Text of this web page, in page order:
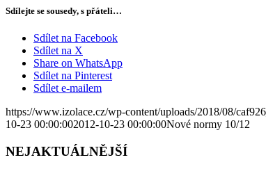
Sdílejte se sousedy, s přáteli…
Sdílet na Facebook
Sdílet na X
Share on WhatsApp
Sdílet na Pinterest
Sdílet e-mailem
https://www.izolace.cz/wp-content/uploads/2018/08/
10-23 00:00:002012-10-23 00:00:00Nové normy 10/12
NEJAKTUÁLNĚJŠÍ